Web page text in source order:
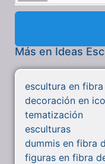
Más en Ideas
escultura en
decoración en
tematización
esculturas
dummis en fibra
figuras en fibra